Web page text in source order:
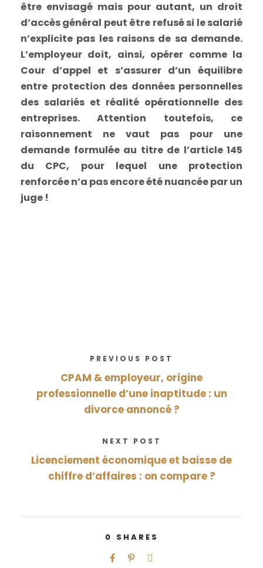
être envisagé mais pour autant, un droit
d’accès général peut être refusé si le salarié
n’explicite pas les raisons de sa demande.
L’employeur doit, ainsi, opérer comme la
Cour d’appel et s’assurer d’un équilibre
entre protection des données personnelles
des salariés et réalité opérationnelle des
entreprises. Attention toutefois, ce
raisonnement ne vaut pas pour une
demande formulée au titre de l’article 145
du CPC, pour lequel une protection
renforcée n’a pas encore été nuancée par un
juge !
PREVIOUS POST
CPAM & employeur, origine
professionnelle d’une inaptitude : un
divorce annoncé ?
NEXT POST
Licenciement économique et baisse de
chiffre d’affaires : on compare ?
0 SHARES